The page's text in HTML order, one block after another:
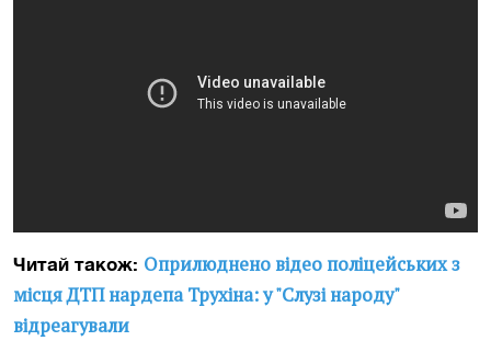
Читай також: Оприлюднено відео поліцейських з
місця ДТП нардепа Трухіна: у "Слузі народу"
відреагували